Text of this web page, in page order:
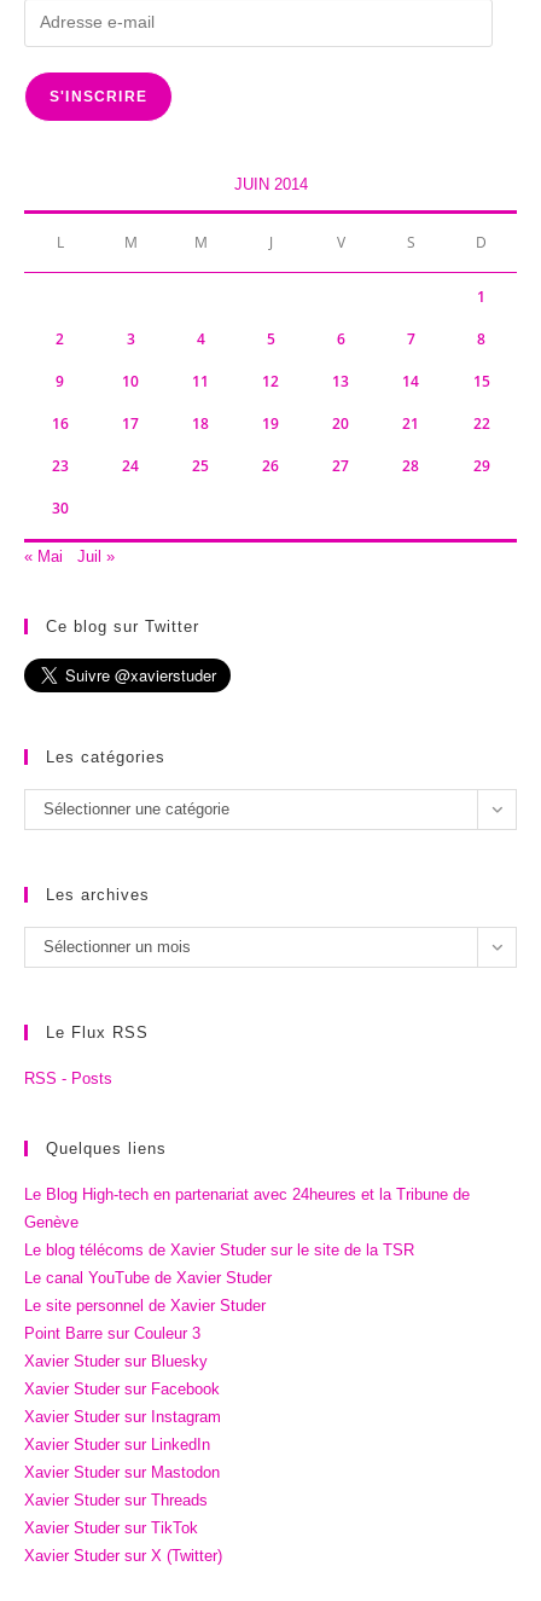
Adresse
e-
mail
S'INSCRIRE
JUIN 2014
L M M J V S D
1
2 3 4 5 6 7 8
9 10 11 12 13 14 15
16 17 18 19 20 21 22
23 24 25 26 27 28 29
30
« Mai Juil »
Ce blog sur Twitter
Les catégories
Les
catégories
Sélectionner une catégorie
Les archives
Les
archives
Sélectionner un mois
Le Flux RSS
RSS - Posts
Quelques liens
Le Blog High-tech en partenariat avec 24heures et la Tribune de
Genève
Le blog télécoms de Xavier Studer sur le site de la TSR
Le canal YouTube de Xavier Studer
Le site personnel de Xavier Studer
Point Barre sur Couleur 3
Xavier Studer sur Bluesky
Xavier Studer sur Facebook
Xavier Studer sur Instagram
Xavier Studer sur LinkedIn
Xavier Studer sur Mastodon
Xavier Studer sur Threads
Xavier Studer sur TikTok
Xavier Studer sur X (Twitter)